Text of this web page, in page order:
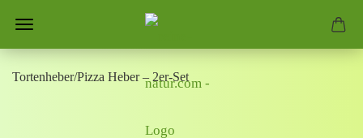
Tortenheber/Pizza Heber – 2er-Set